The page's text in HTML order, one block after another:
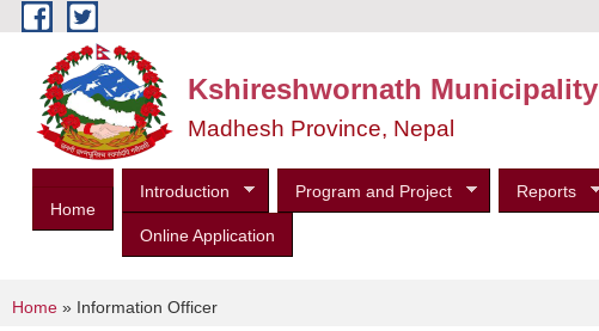
Skip to main content
Kshireshwornath Municipality
Madhesh Province, Nepal
Home
Introduction Program and Project Reports
Online Application
You are here
Home » Information Officer